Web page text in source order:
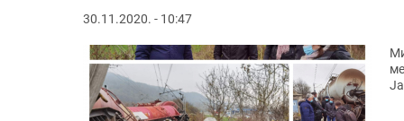
30.11.2020. - 10:47